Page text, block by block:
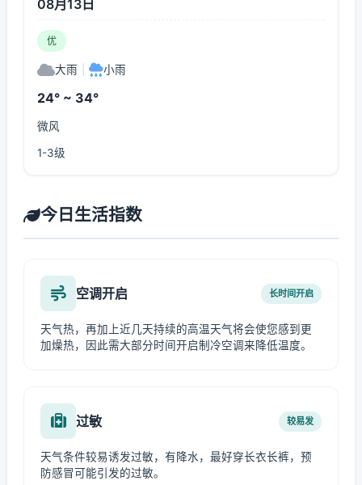
08月13日
优
大雨 小雨
24° ~ 34°
微风
1-3级
今日生活指数
空调开启 长时间开启
天气热，再加上近几天持续的高温天气将会使您感到更
加燥热，因此需大部分时间开启制冷空调来降低温度。
过敏 较易发
天气条件较易诱发过敏，有降水，最好穿长衣长裤，预
防感冒可能引发的过敏。